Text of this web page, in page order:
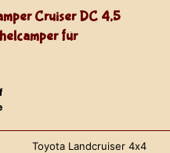
Cruiser DC 4,5
für
Toyota Landcruiser 4x4